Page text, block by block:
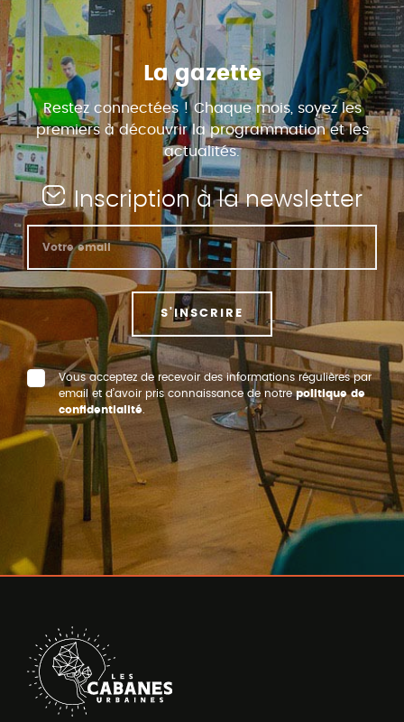
La gazette
Restez connectées ! Chaque mois, soyez les
premiers à découvrir la programmation et les
actualités.
Inscription à la newsletter
S'INSCRIRE
Vous acceptez de recevoir des informations régulières par
email et d’avoir pris connaissance de notrepolitique de
confidentialité